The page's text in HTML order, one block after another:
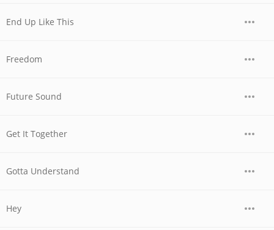
End Up Like This
Freedom
Future Sound
Get It Together
Gotta Understand
Hey